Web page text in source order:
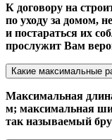
К договору на
по уходу за домом,
и постараться их
прослужит Вам
Какие максимальные
Максимальная
м; максимальная
так называемый